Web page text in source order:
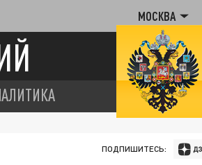
МОСКВА
ПОДПИШИТЕСЬ: